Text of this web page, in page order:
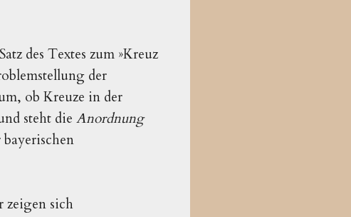
des Textes zum »Kreuz
der
ob Kreuze in der
steht die Anordnung
zeigen sich